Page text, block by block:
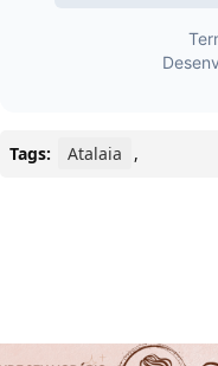
Tags: Atalaia ,